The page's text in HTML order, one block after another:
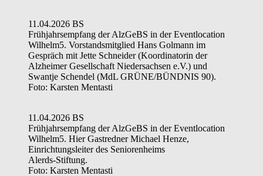
11.04.2026 BS
Frühjahrsempfang der AlzGeBS in der Eventlocation
Wilhelm5. Vorstandsmitglied Hans Golmann im
Gespräch mit Jette Schneider (Koordinatorin der
Alzheimer Gesellschaft Niedersachsen e.V.) und
Swantje Schendel (MdL GRÜNE/BÜNDNIS 90).
Foto: Karsten Mentasti
11.04.2026 BS
Frühjahrsempfang der AlzGeBS in der Eventlocation
Wilhelm5. Hier Gastredner Michael Henze,
Einrichtungsleiter des Seniorenheims
Alerds-Stiftung.
Foto: Karsten Mentasti